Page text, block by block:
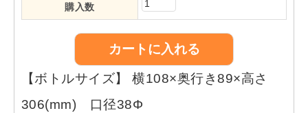
購入数
【ボトルサイズ】 横108×奥行き89×高さ
306(mm) 口径38Φ